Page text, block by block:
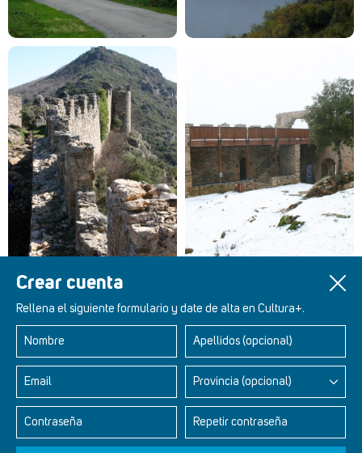
Crear cuenta
Rellena el siguiente formulario y date de alta en Cultura+.
Nombre Apellidos (opcional)
Email Provincia (opcional)
Contraseña Repetir contraseña
Retablos Renacentistas Este de León